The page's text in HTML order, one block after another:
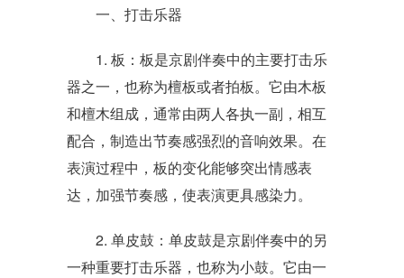
一、打击乐器
1. 板：板是京剧伴奏中的主要打击乐
器之一，也称为檀板或者拍板。它由木板
和檀木组成，通常由两人各执一副，相互
配合，制造出节奏感强烈的音响效果。在
表演过程中，板的变化能够突出情感表
达，加强节奏感，使表演更具感染力。
2. 单皮鼓：单皮鼓是京剧伴奏中的另
一种重要打击乐器，也称为小鼓。它由一